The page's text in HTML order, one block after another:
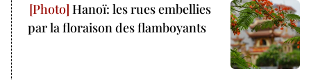
Hanoï: les rues embellies
par la floraison des flamboyants